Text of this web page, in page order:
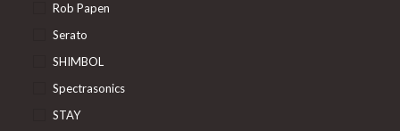
Rob Papen
Serato
SHIMBOL
Spectrasonics
STAY